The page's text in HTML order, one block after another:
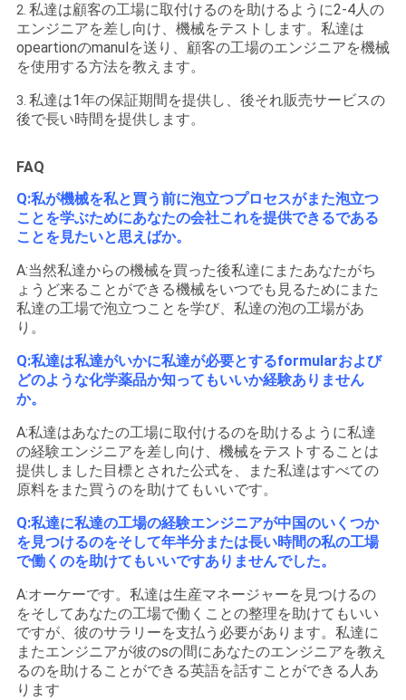
2. 私達は顧客の工場に取付けるのを助けるように2-4人の
エンジニアを差し向け、機械をテストします。私達は
opeartionのmanulを送り、顧客の工場のエンジニアを機械
を使用する方法を教えます。
3. 私達は1年の保証期間を提供し、後それ販売サービスの
後で長い時間を提供します。
FAQ
Q:私が機械を私と買う前に泡立つプロセスがまた泡立つ
ことを学ぶためにあなたの会社これを提供できるである
ことを見たいと思えばか。
A:当然私達からの機械を買った後私達にまたあなたがち
ょうど来ることができる機械をいつでも見るためにまた
私達の工場で泡立つことを学び、私達の泡の工場があ
り。
Q:私達は私達がいかに私達が必要とするformularおよび
どのような化学薬品か知ってもいいか経験ありません
か。
A:私達はあなたの工場に取付けるのを助けるように私達
の経験エンジニアを差し向け、機械をテストすることは
提供しました目標とされた公式を、また私達はすべての
原料をまた買うのを助けてもいいです。
Q:私達に私達の工場の経験エンジニアが中国のいくつか
を見つけるのをそして年半分または長い時間の私の工場
で働くのを助けてもいいですありませんでした。
A:オーケーです。私達は生産マネージャーを見つけるの
をそしてあなたの工場で働くことの整理を助けてもいい
ですが、彼のサラリーを支払う必要があります。私達に
またエンジニアが彼のsの間にあなたのエンジニアを教え
るのを助けることができる英語を話すことができる人あ
ります